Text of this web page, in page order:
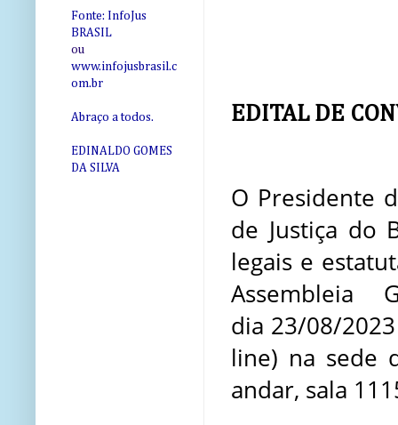
EDITAL DE
O Presidente
de Justiça do
legais e
Assembleia
dia 23/08/
line) na sede
andar, sala
Fonte: InfoJus
BRASIL
ou
www.infojusbrasil.c
om.br
Abraço a todos.
EDINALDO GOMES
DA SILVA